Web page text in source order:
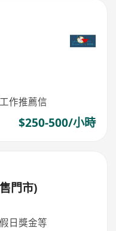
作推薦信
$250-500/小時
門市)
日獎金等